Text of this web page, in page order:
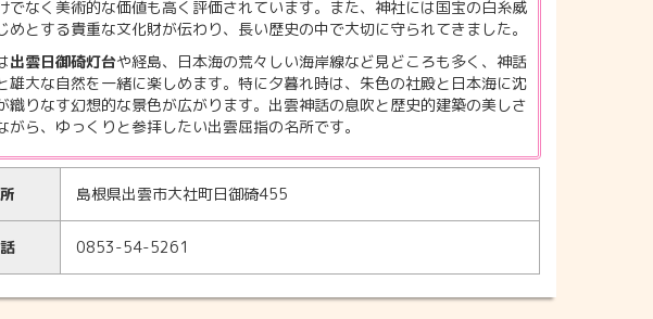
でなく美術的な価値も高く評価されています。また、神社には国宝の白糸威
めとする貴重な文化財が伝わり、長い歴史の中で大切に守られてきました。
出雲日御碕灯台や経島、日本海の荒々しい海岸線など見どころも多く、神話
雄大な自然を一緒に楽しめます。特に夕暮れ時は、朱色の社殿と日本海に沈
織りなす幻想的な景色が広がります。出雲神話の息吹と歴史的建築の美しさ
がら、ゆっくりと参拝したい出雲屈指の名所です。
島根県出雲市大社町日御碕455
0853-54-5261